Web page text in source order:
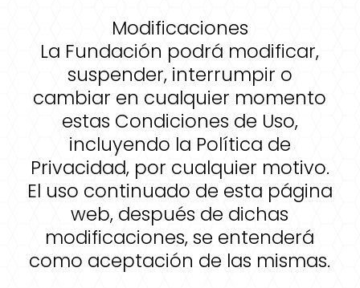
Modificaciones
La Fundación podrá modificar,
suspender, interrumpir o
cambiar en cualquier momento
estas Condiciones de Uso,
incluyendo la Política de
Privacidad, por cualquier motivo.
El uso continuado de esta página
web, después de dichas
modificaciones, se entenderá
como aceptación de las mismas.